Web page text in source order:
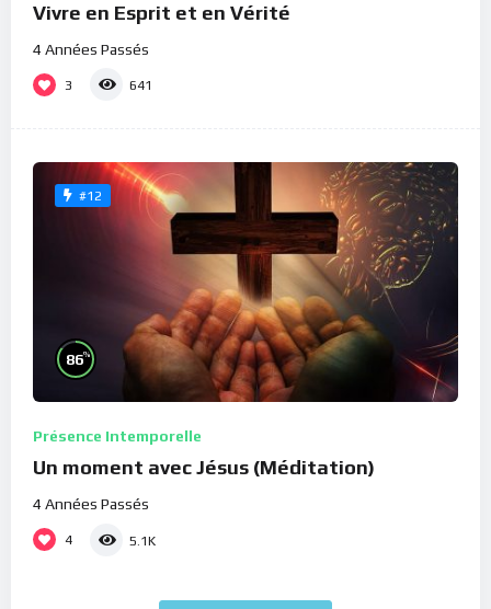
Vivre en Esprit et en Vérité
4 Années Passés
3 641
#12
86%
Présence Intemporelle
Un moment avec Jésus (Méditation)
4 Années Passés
4 5.1K